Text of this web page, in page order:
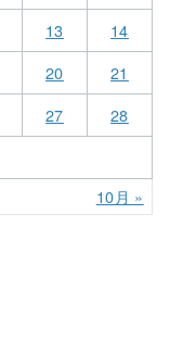
13
14
20
21
27
28
10月 »